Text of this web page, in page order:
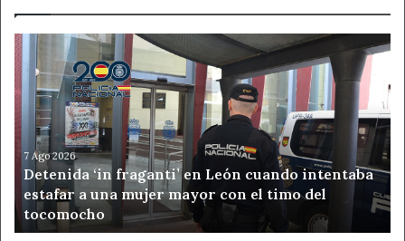
Detenida
‘in
fraganti’
en
León
cuando
intentaba
estafar
una
mujer
7 Ago 2026
Detenida ‘in fraganti’ en León cuando intentaba
estafar a una mujer mayor con el timo del
tocomocho